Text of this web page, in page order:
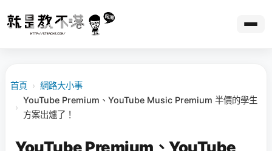
首頁 › 網路大小事
›
YouTube Premium、YouTube Music Premium 半價的學生
方案出爐了！
YouTube Premium、YouTube